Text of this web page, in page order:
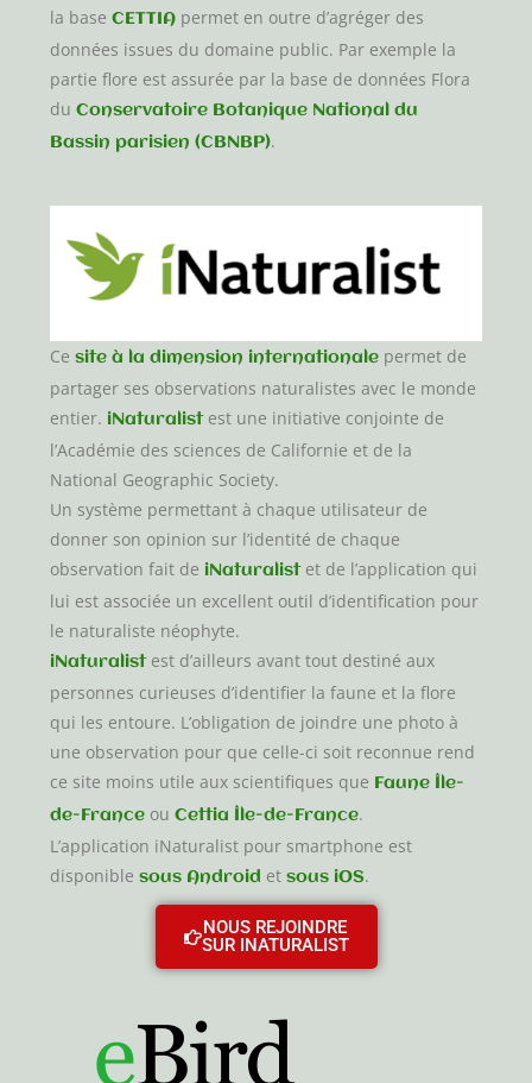
la baseCETTIA permet en outre d’agréger des
données issues du domaine public. Par exemple la
partie flore est assurée par la base de données Flora
duConservatoire Botanique National du
Bassin parisien (CBNBP).
Cesite à la dimension internationale permet de
partager ses observations naturalistes avec le monde
entier. iNaturalistest une initiative conjointe de
l’Académie des sciences de Californie et de la
National Geographic Society.
Un système permettant à chaque utilisateur de
donner son opinion sur l’identité de chaque
observation fait de iNaturalistet de l’application qui
lui est associée un excellent outil d’identification pour
le naturaliste néophyte.
iNaturalistest d’ailleurs avant tout destiné aux
personnes curieuses d’identifier la faune et la flore
qui les entoure. L’obligation de joindre une photo à
une observation pour que celle-ci soit reconnue rend
ce site moins utile aux scientifiques que Faune Île-
de-France ouCettia Île-de-France.
L’application iNaturalist pour smartphone est
disponiblesous Android etsous iOS.
NOUS REJOINDRE
SUR INATURALIST